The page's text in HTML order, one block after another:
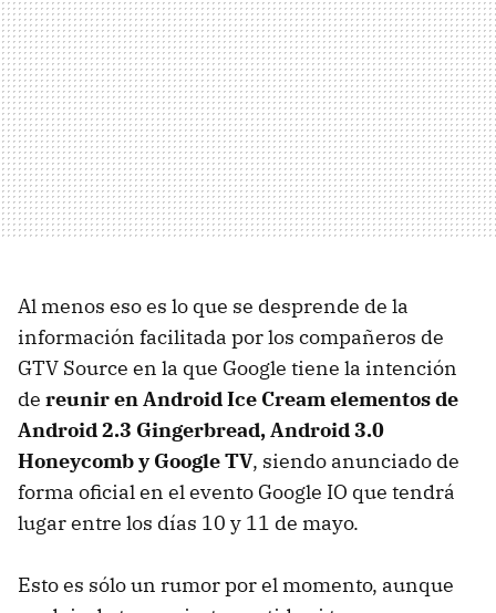
Al menos eso es lo que se desprende de la
información facilitada por los compañeros de
GTV Source en la que Google tiene la intención
de reunir en Android Ice Cream elementos de
Android 2.3 Gingerbread, Android 3.0
Honeycomb y Google TV, siendo anunciado de
forma oficial en el evento Google IO que tendrá
lugar entre los días 10 y 11 de mayo.
Esto es sólo un rumor por el momento, aunque